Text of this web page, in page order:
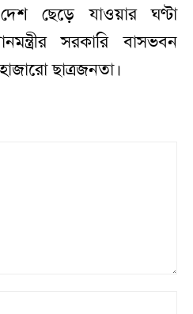
ছেড়ে যাওয়ার ঘণ্টা
সরকারি বাসভবন
ছাত্রজনতা।